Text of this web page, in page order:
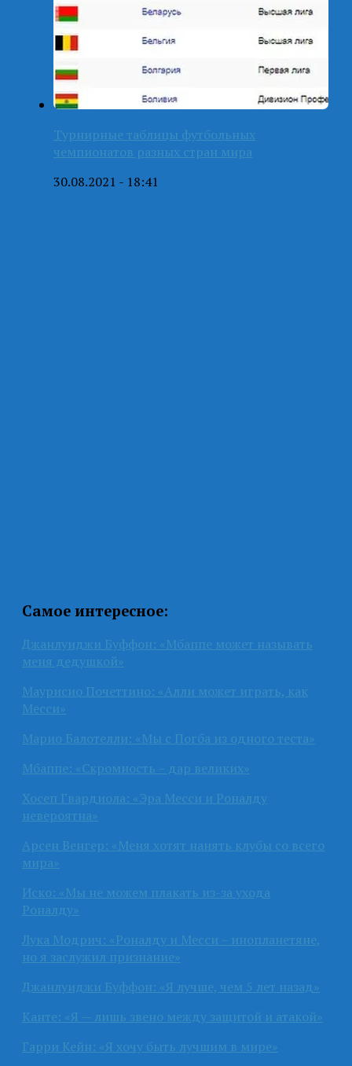
Турнирные таблицы футбольных
чемпионатов разных стран мира
30.08.2021 - 18:41
Самое интересное:
Джанлуиджи Буффон: «Мбаппе может называть
меня дедушкой»
Маурисио Почеттино: «Алли может играть, как
Месси»
Марио Балотелли: «Мы с Погба из одного теста»
Мбаппе: «Скромность – дар великих»
Хосеп Гвардиола: «Эра Месси и Роналду
невероятна»
Арсен Венгер: «Меня хотят нанять клубы со всего
мира»
Иско: «Мы не можем плакать из-за ухода
Роналду»
Лука Модрич: «Роналду и Месси – инопланетяне,
но я заслужил признание»
Джанлуиджи Буффон: «Я лучше, чем 5 лет назад»
Канте: «Я — лишь звено между защитой и атакой»
Гарри Кейн: «Я хочу быть лучшим в мире»